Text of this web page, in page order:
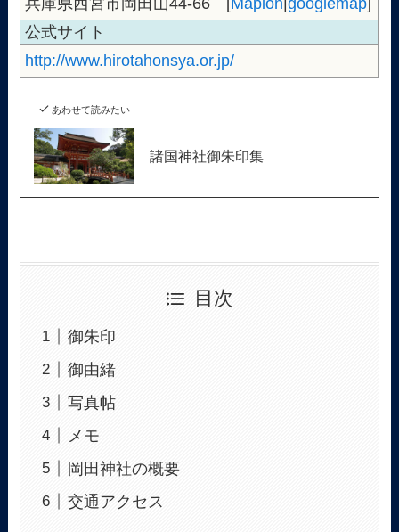
公式サイト
http://www.hirotahonsya.or.jp/
あわせて読みたい
諸国神社御朱印集
目次
御朱印
御由緒
写真帖
メモ
岡田神社の概要
交通アクセス